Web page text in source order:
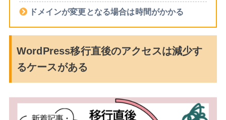
ドメインが変更となる場合は時間がかかる
WordPress移行直後のアクセスは減少す
るケースがある